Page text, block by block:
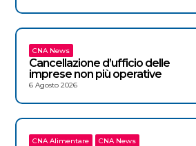
CNA News
Cancellazione d’ufficio delle
imprese non più operative
6 Agosto 2026
CNA Alimentare
CNA News